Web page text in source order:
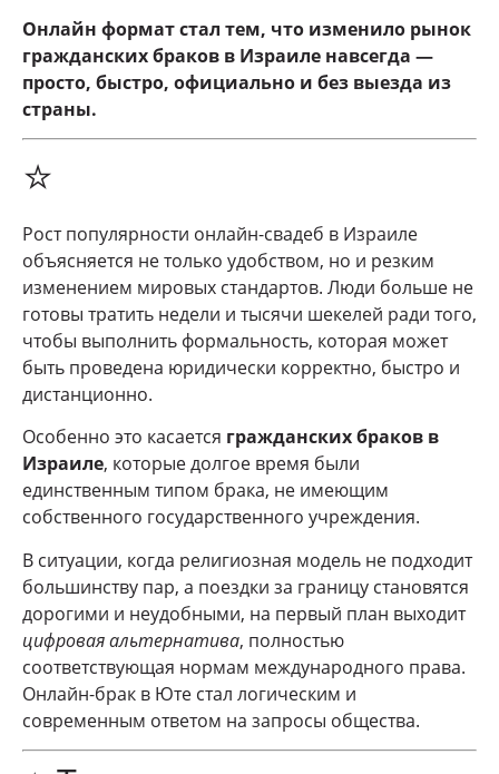
Онлайн формат стал тем, что изменило рынок
гражданских браков в Израиле навсегда —
просто, быстро, официально и без выезда из
страны.
⭐
Рост популярности онлайн-свадеб в Израиле
объясняется не только удобством, но и резким
изменением мировых стандартов. Люди больше не
готовы тратить недели и тысячи шекелей ради того,
чтобы выполнить формальность, которая может
быть проведена юридически корректно, быстро и
дистанционно.
Особенно это касается гражданских браков в
Израиле, которые долгое время были
единственным типом брака, не имеющим
собственного государственного учреждения.
В ситуации, когда религиозная модель не подходит
большинству пар, а поездки за границу становятся
дорогими и неудобными, на первый план выходит
цифровая альтернатива, полностью
соответствующая нормам международного права.
Онлайн-брак в Юте стал логическим и
современным ответом на запросы общества.